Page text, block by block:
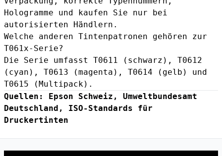
Hologramme und kaufen Sie nur bei
autorisierten Händlern.
Welche anderen Tintenpatronen gehören zur
T061x-Serie?
Die Serie umfasst T0611 (schwarz), T0612
(cyan), T0613 (magenta), T0614 (gelb) und
T0615 (Multipack).
Quellen:
Epson Schweiz , Umweltbundesamt
Deutschland , ISO-Standards für
Druckertinten